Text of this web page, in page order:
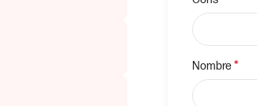
Nombre*